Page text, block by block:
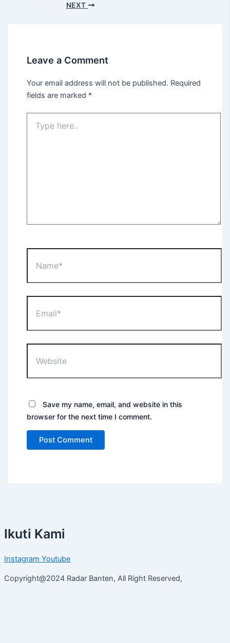
NEXT
Leave a Comment
Your email address will not be published. Required
fields are marked *
here..
Save my name, email, and website in this
browser for the next time I comment.
Ikuti Kami
Instagram Youtube
Copyright@2024 Radar Banten, All Right Reserved,